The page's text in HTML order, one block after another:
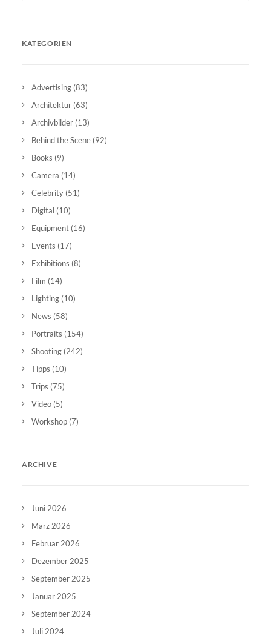
KATEGORIEN
Advertising (83)
Architektur (63)
Archivbilder (13)
Behind the Scene (92)
Books (9)
Camera (14)
Celebrity (51)
Digital (10)
Equipment (16)
Events (17)
Exhibitions (8)
Film (14)
Lighting (10)
News (58)
Portraits (154)
Shooting (242)
Tipps (10)
Trips (75)
Video (5)
Workshop (7)
ARCHIVE
Juni 2026
März 2026
Februar 2026
Dezember 2025
September 2025
Januar 2025
September 2024
Juli 2024